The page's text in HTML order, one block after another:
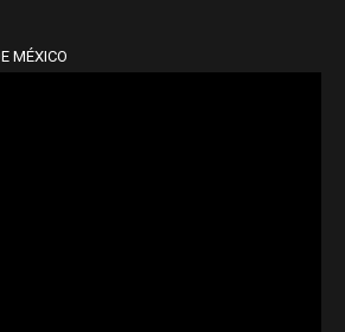
MÉXICO